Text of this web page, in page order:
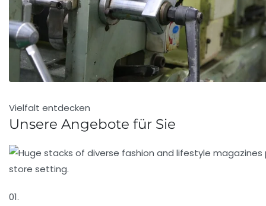
Vielfalt entdecken
Unsere Angebote für Sie
01.